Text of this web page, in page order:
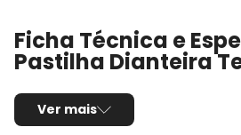
Ficha Técnica e
Pastilha Dianteira
Montadora:
Modelo:SL-400
Ver mais